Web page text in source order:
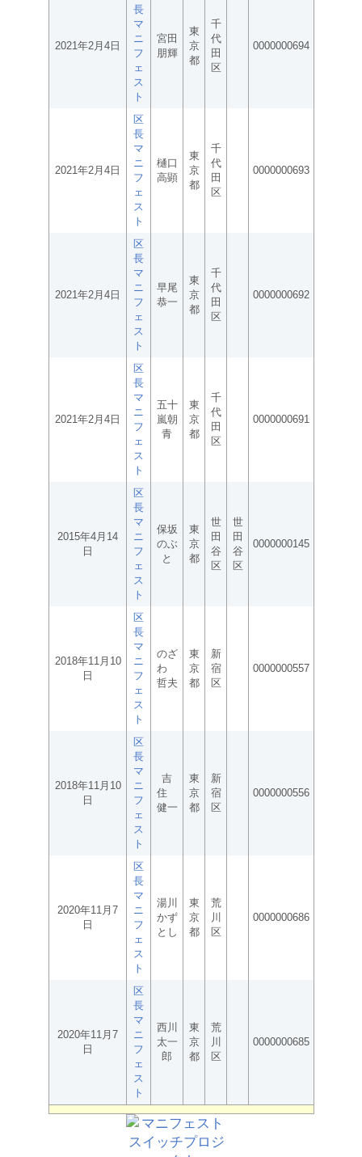
2021年2月4日
長
マ
ニ
フ
ェ
ス
ト
宮田
朋輝
東
京
都
千
代
田
区
0000000694
2021年2月4日
区
長
マ
ニ
フ
ェ
ス
ト
樋口
高顕
東
京
都
千
代
田
区
0000000693
2021年2月4日
区
長
マ
ニ
フ
ェ
ス
ト
早尾
恭一
東
京
都
千
代
田
区
0000000692
2021年2月4日
区
長
マ
ニ
フ
ェ
ス
ト
五十
嵐朝
青
東
京
都
千
代
田
区
0000000691
2015年4月14
日
区
長
マ
ニ
フ
ェ
ス
ト
保坂
のぶ
と
東
京
都
世
田
谷
区
世
田
谷
区
0000000145
2018年11月10
日
区
長
マ
ニ
フ
ェ
ス
ト
のざ
わ
哲夫
東
京
都
新
宿
区
0000000557
2018年11月10
日
区
長
マ
ニ
フ
ェ
ス
ト
吉
住
健一
東
京
都
新
宿
区
0000000556
2020年11月7
日
区
長
マ
ニ
フ
ェ
ス
ト
湯川
かず
とし
東
京
都
荒
川
区
0000000686
2020年11月7
日
区
長
マ
ニ
フ
ェ
ス
ト
西川
太一
郎
東
京
都
荒
川
区
0000000685